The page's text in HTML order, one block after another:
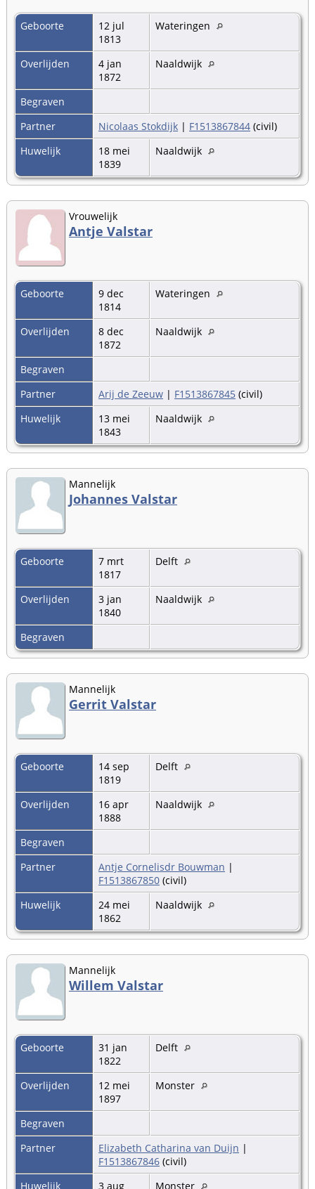
Geboorte
12 jul
1813
Wateringen
Overlijden
4 jan
1872
Naaldwijk
Begraven
Partner
Nicolaas Stokdijk | F1513867844 (civil)
Huwelijk
18 mei
1839
Naaldwijk
Vrouwelijk
Antje Valstar
Geboorte
9 dec
1814
Wateringen
Overlijden
8 dec
1872
Naaldwijk
Begraven
Partner
Arij de Zeeuw | F1513867845 (civil)
Huwelijk
13 mei
1843
Naaldwijk
Mannelijk
Johannes Valstar
Geboorte
7 mrt
1817
Delft
Overlijden
3 jan
1840
Naaldwijk
Begraven
Mannelijk
Gerrit Valstar
Geboorte
14 sep
1819
Delft
Overlijden
16 apr
1888
Naaldwijk
Begraven
Partner
Antje Cornelisdr Bouwman |
F1513867850 (civil)
Huwelijk
24 mei
1862
Naaldwijk
Mannelijk
Willem Valstar
Geboorte
31 jan
1822
Delft
Overlijden
12 mei
1897
Monster
Begraven
Partner
Elizabeth Catharina van Duijn |
F1513867846 (civil)
Huwelijk
3 aug
Monster